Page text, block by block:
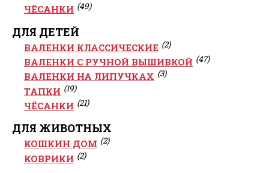
ЧЁСАНКИ (49)
ДЛЯ ДЕТЕЙ
ВАЛЕНКИ КЛАССИЧЕСКИЕ (2)
ВАЛЕНКИ С РУЧНОЙ ВЫШИВКОЙ (47)
ВАЛЕНКИ НА ЛИПУЧКАХ (3)
ТАПКИ (19)
ЧЁСАНКИ (21)
ДЛЯ ЖИВОТНЫХ
КОШКИН ДОМ (2)
КОВРИКИ (2)